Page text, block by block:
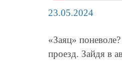
23.05.2024
«Заяц»
проезд. Зайдя в